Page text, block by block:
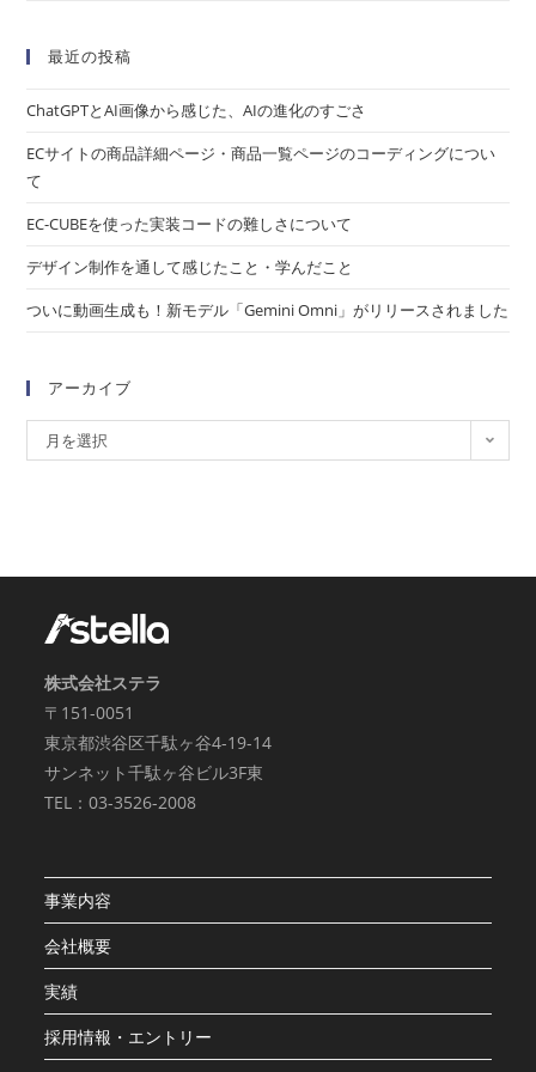
最近の投稿
ChatGPTとAI画像から感じた、AIの進化のすごさ
ECサイトの商品詳細ページ・商品一覧ページのコーディングについ
て
EC-CUBEを使った実装コードの難しさについて
デザイン制作を通して感じたこと・学んだこと
ついに動画生成も！新モデル「Gemini Omni」がリリースされました
アーカイブ
月を選択
株式会社ステラ
〒151-0051
東京都渋谷区千駄ヶ谷4-19-14
サンネット千駄ヶ谷ビル3F東
TEL：03-3526-2008
事業内容
会社概要
実績
採用情報・エントリー